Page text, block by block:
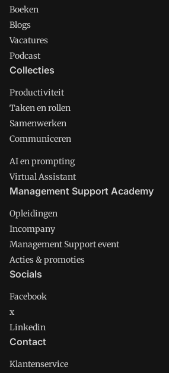
Boeken
Blogs
Vacatures
Podcast
Collecties
Productiviteit
Taken en rollen
Samenwerken
Communiceren
AI en prompting
Virtual Assistant
Management Support Academy
Opleidingen
Incompany
Management Support event
Acties & promoties
Socials
Facebook
x
Linkedin
Contact
Klantenservice